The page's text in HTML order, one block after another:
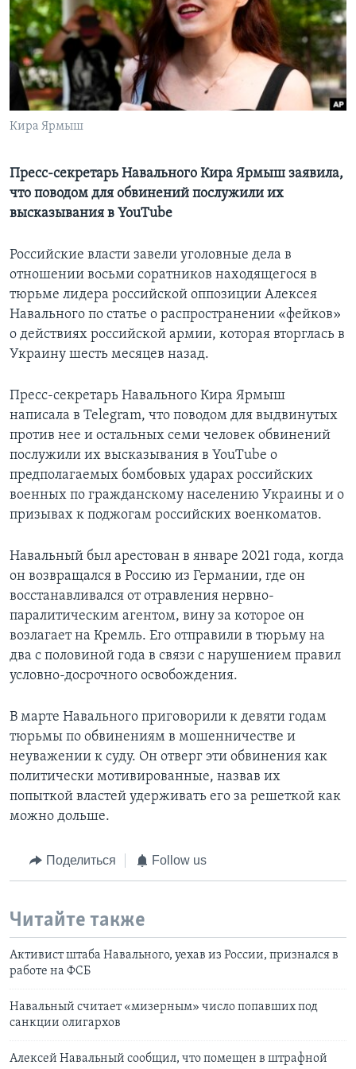
Learning English
СОЦИАЛЬНЫЕ СЕТИ
Кира Ярмыш
Пресс-секретарь Навального Кира Ярмыш заявила,
что поводом для обвинений послужили их
высказывания в YouTube
Российские власти завели уголовные дела в
отношении восьми соратников находящегося в
тюрьме лидера российской оппозиции Алексея
Навального по статье о распространении «фейков»
о действиях российской армии, которая вторглась в
Украину шесть месяцев назад.
Пресс-секретарь Навального Кира Ярмыш
написала в Telegram, что поводом для выдвинутых
против нее и остальных семи человек обвинений
послужили их высказывания в YouTube о
предполагаемых бомбовых ударах российских
военных по гражданскому населению Украины и о
призывах к поджогам российских военкоматов.
Навальный был арестован в январе 2021 года, когда
он возвращался в Россию из Германии, где он
восстанавливался от отравления нервно-
паралитическим агентом, вину за которое он
возлагает на Кремль. Его отправили в тюрьму на
два с половиной года в связи с нарушением правил
условно-досрочного освобождения.
В марте Навального приговорили к девяти годам
тюрьмы по обвинениям в мошенничестве и
неуважении к суду. Он отверг эти обвинения как
политически мотивированные, назвав их
попыткой властей удерживать его за решеткой как
можно дольше.
Поделиться Follow us
Читайте также
Активист штаба Навального, уехав из России, признался в
работе на ФСБ
Навальный считает «мизерным» число попавших под
санкции олигархов
Алексей Навальный сообщил, что помещен в штрафной